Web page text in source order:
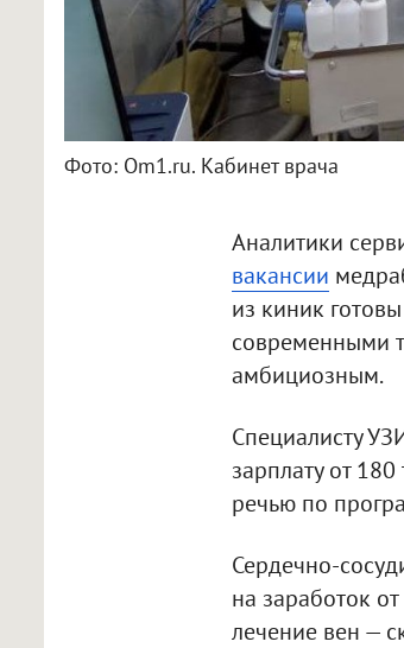
Фото: Om1.ru. Кабинет врача
Аналитики
вакансии
из киник
современными
амбициозным.
Специалисту
зарплату от
речью по
Сердечно-
на заработок
лечение вен —